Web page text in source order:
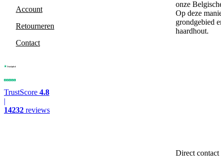
Account
Retourneren
Contact
TrustScore 4.8
|
14232 reviews
onze
Op deze
grondgebied
haardhout.
Direct contact